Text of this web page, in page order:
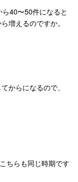
40〜50件になると
増えるのですか。
からになるので、
ちらも同じ時期です